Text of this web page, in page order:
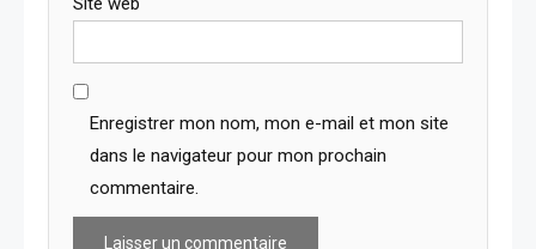
Enregistrer mon nom, mon e-mail et mon site
dans le navigateur pour mon prochain
commentaire.